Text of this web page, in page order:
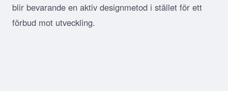
blir bevarande en aktiv designmetod i stället för ett
förbud mot utveckling.